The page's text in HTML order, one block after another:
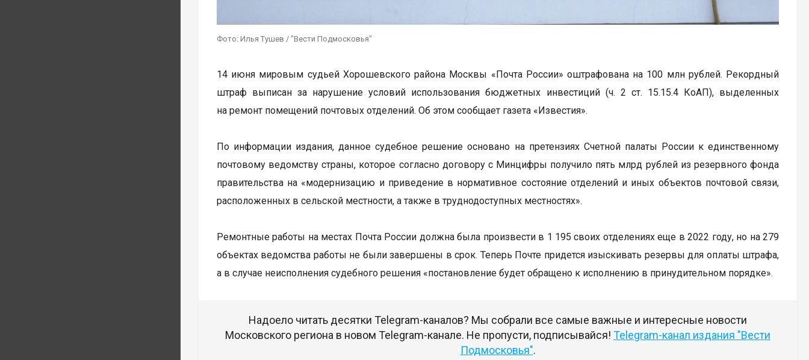
Фото: Илья Тушев / "Вести Подмосковья"
14 июня мировым судьей Хорошевского района Москвы «Почта России» оштрафована на 100 млн рублей. Рекордный
штраф выписан за нарушение условий использования бюджетных инвестиций (ч. 2 ст. 15.15.4 КоАП), выделенных
на ремонт помещений почтовых отделений. Об этом сообщает газета «Известия».
По информации издания, данное судебное решение основано на претензиях Счетной палаты России к единственному
почтовому ведомству страны, которое согласно договору с Минцифры получило пять млрд рублей из резервного фонда
правительства на «модернизацию и приведение в нормативное состояние отделений и иных объектов почтовой связи,
расположенных в сельской местности, а также в труднодоступных местностях».
Ремонтные работы на местах Почта России должна была произвести в 1 195 своих отделениях еще в 2022 году, но на 279
объектах ведомства работы не были завершены в срок. Теперь Почте придется изыскивать резервы для оплаты штрафа,
а в случае неисполнения судебного решения «постановление будет обращено к исполнению в принудительном порядке».
Надоело читать десятки Telegram-каналов? Мы собрали все самые важные и интересные новости
Московского региона в новом Telegram-канале. Не пропусти, подписывайся! Telegram-канал издания "Вести
Подмосковья".